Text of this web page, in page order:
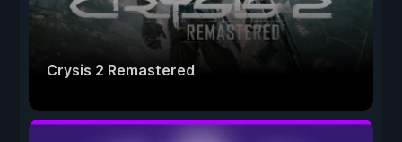
Crysis 2 Remastered